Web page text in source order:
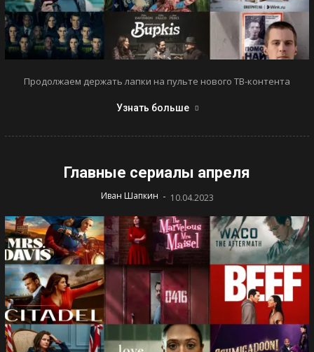
Продолжаем держать лапки на пульте нового ТВ-контента
Узнать больше
Главные сериалы апреля
Иван Шапкин - 10.04.2023